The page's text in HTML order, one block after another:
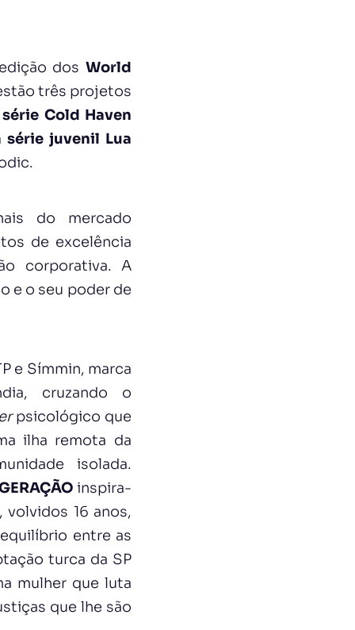
dos World
três projetos
Cold Haven
juvenil Lua
do mercado
de excelência
corporativa. A
e o seu poder de
e Símmin, marca
cruzando o
psicológico que
ilha remota da
isolada.
inspira-
16 anos,
entre as
turca da SP
mulher que luta
que lhe são